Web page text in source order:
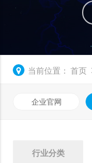
当前位置： 首页
企业官网
行业分类